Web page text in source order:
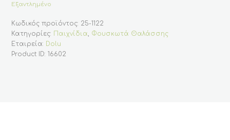
Εξαντλημένο
Κωδικός προϊόντος: 25-1122
Κατηγορίες: Παιχνίδια
Φουσκωτά Θαλάσσης
Εταιρεία: Dolu
Product ID:16602